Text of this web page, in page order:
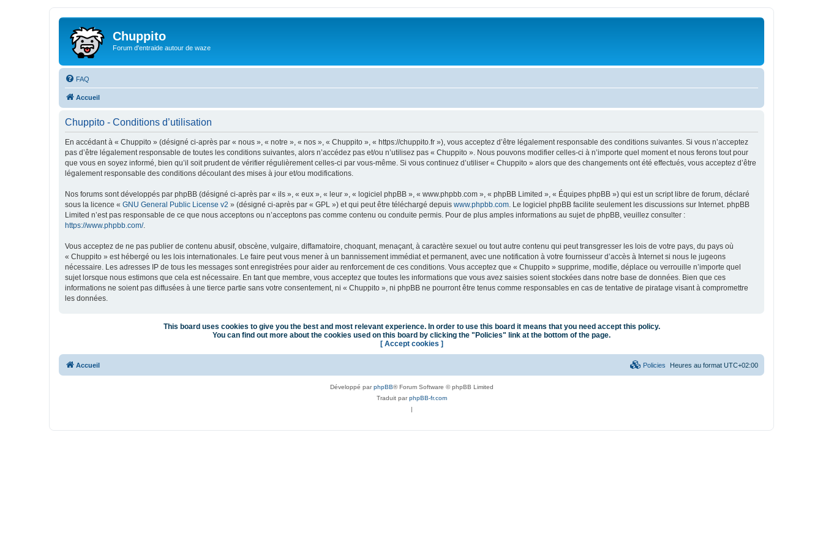
Chuppito
Forum d'entraide autour de waze
FAQ
Accueil
Chuppito - Conditions d’utilisation
En accédant à « Chuppito » (désigné ci-après par « nous », « notre », « nos », « Chuppito », « https://chuppito.fr »), vous acceptez d’être légalement responsable des conditions suivantes. Si vous n’acceptez
pas d’être légalement responsable de toutes les conditions suivantes, alors n’accédez pas et/ou n’utilisez pas « Chuppito ». Nous pouvons modifier celles-ci à n’importe quel moment et nous ferons tout pour
que vous en soyez informé, bien qu’il soit prudent de vérifier régulièrement celles-ci par vous-même. Si vous continuez d’utiliser « Chuppito » alors que des changements ont été effectués, vous acceptez d’être
légalement responsable des conditions découlant des mises à jour et/ou modifications.
Nos forums sont développés par phpBB (désigné ci-après par « ils », « eux », « leur », « logiciel phpBB », « www.phpbb.com », « phpBB Limited », « Équipes phpBB ») qui est un script libre de forum, déclaré
sous la licence « GNU General Public License v2 » (désigné ci-après par « GPL ») et qui peut être téléchargé depuis www.phpbb.com . Le logiciel phpBB facilite seulement les discussions sur Internet. phpBB
Limited n’est pas responsable de ce que nous acceptons ou n’acceptons pas comme contenu ou conduite permis. Pour de plus amples informations au sujet de phpBB, veuillez consulter :
https://www.phpbb.com/.
Vous acceptez de ne pas publier de contenu abusif, obscène, vulgaire, diffamatoire, choquant, menaçant, à caractère sexuel ou tout autre contenu qui peut transgresser les lois de votre pays, du pays où
« Chuppito » est hébergé ou les lois internationales. Le faire peut vous mener à un bannissement immédiat et permanent, avec une notification à votre fournisseur d’accès à Internet si nous le jugeons
nécessaire. Les adresses IP de tous les messages sont enregistrées pour aider au renforcement de ces conditions. Vous acceptez que « Chuppito » supprime, modifie, déplace ou verrouille n’importe quel
sujet lorsque nous estimons que cela est nécessaire. En tant que membre, vous acceptez que toutes les informations que vous avez saisies soient stockées dans notre base de données. Bien que ces
informations ne soient pas diffusées à une tierce partie sans votre consentement, ni « Chuppito », ni phpBB ne pourront être tenus comme responsables en cas de tentative de piratage visant à compromettre
les données.
This board uses cookies to give you the best and most relevant experience. In order to use this board it means that you need accept this policy.
You can find out more about the cookies used on this board by clicking the "Policies" link at the bottom of the page.
[ Accept cookies ]
Accueil Heures au format UTC+02:00
Policies
Développé parphpBB® Forum Software © phpBB Limited
Traduit parphpBB-fr.com
|